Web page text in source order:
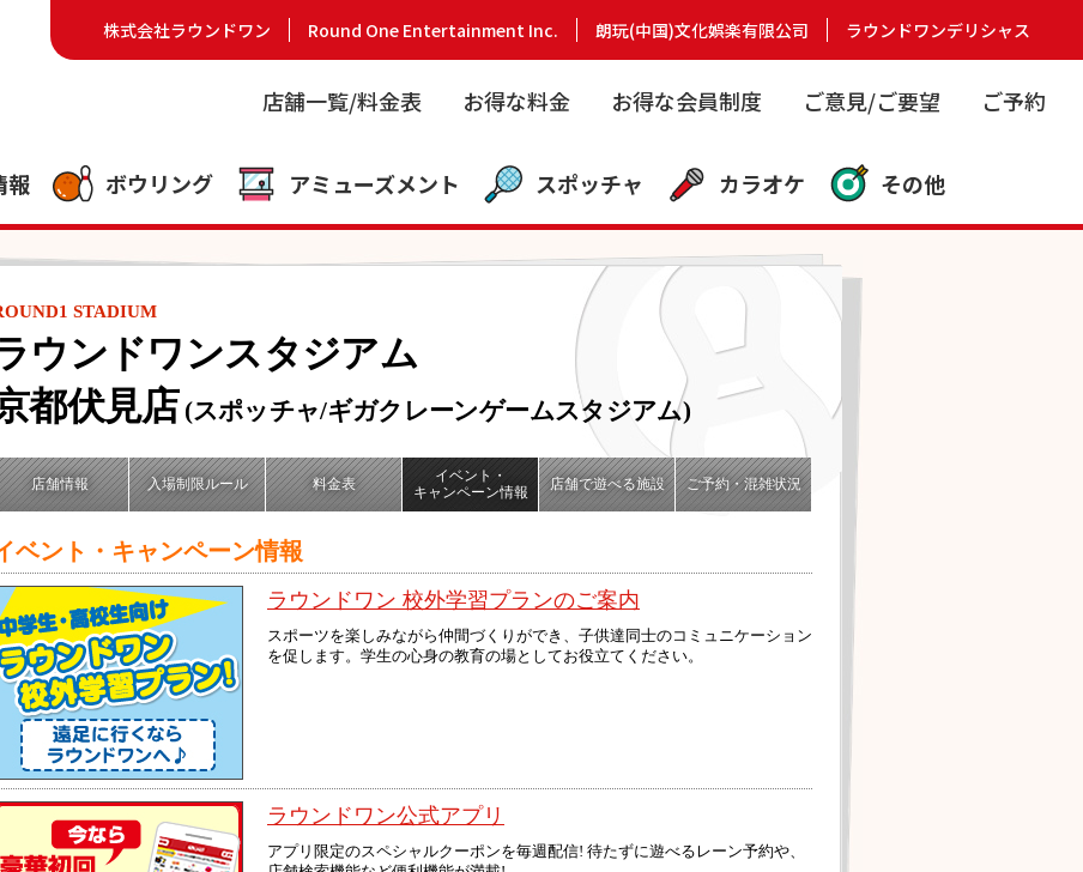
株式会社ラウンドワン Round One Entertainment Inc. 朗玩(中国)文化娯楽有限公司 ラウンドワンデリシャス
店舗一覧/料金表 お得な料金 お得な会員制度 ご意見/ご要望 ご予約
報 ボウリング アミューズメント スポッチャ カラオケ その他
STADIUM
ウンドワンスタジアム
都伏見店 (スポッチャ/ギガクレーンゲームスタジアム)
店舗情報 入場制限ルール 料金表
イベント・
キャンペーン情報
店舗で遊べる施設 ご予約・混雑状況
ベント・キャンペーン情報
ラウンドワン 校外学習プランのご案内
スポーツを楽しみながら仲間づくりができ、子供達同士のコミュニケーション
を促します。学生の心身の教育の場としてお役立てください。
ラウンドワン公式アプリ
アプリ限定のスペシャルクーポンを毎週配信! 待たずに遊べるレーン予約や、